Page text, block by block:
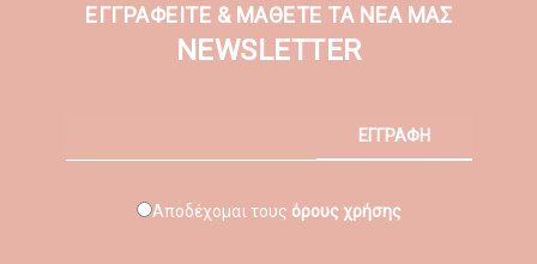
ΕΓΓΡΑΦΕΙΤΕ & ΜΑΘΕΤΕ ΤΑ ΝΕΑ ΜΑΣ
NEWSLETTER
ΕΓΓΡΑΦΗ
Αποδέχομαι τους όρους χρήσης